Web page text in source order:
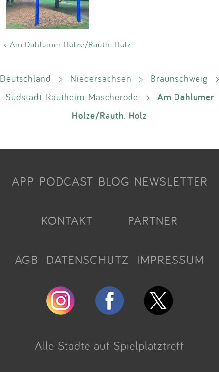
< Am Dahlumer Holze/Rauth. Holz
Deutschland > Niedersachsen > Braunschweig
>
Südstadt-Rautheim-Mascherode
>
Am Dahlumer
Holze/Rauth. Holz
APP PODCAST BLOG NEWSLETTER
KONTAKT PARTNER
AGB DATENSCHUTZ IMPRESSUM
Alle Städte auf Spielplatztreff